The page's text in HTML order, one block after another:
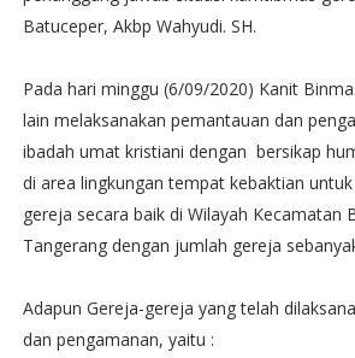
Batuceper, Akbp Wahyudi. SH.
Pada hari minggu (6/09/2020) Kanit
lain melaksanakan pemantauan dan
ibadah umat kristiani dengan bersikap
di area lingkungan tempat kebaktian
gereja secara baik di Wilayah Kecamatan
Tangerang dengan jumlah gereja
Adapun Gereja-gereja yang telah
dan pengamanan, yaitu :